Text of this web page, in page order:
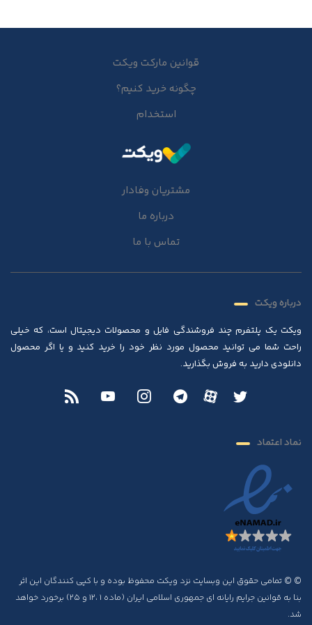
قوانین مارکت ویکت
چگونه خرید کنیم؟
استخدام
مشتریان وفادار
درباره ما
تماس با ما
درباره ویکت
ویکت یک پلتفرم چند فروشندگی فایل و محصولات دیجیتال است، که خیلی
راحت شما می توانید محصول مورد نظر خود را خرید کنید و یا اگر محصول
دانلودی دارید به فروش بگذارید.
نماد اعتماد
© © تمامی حقوق این وبسایت نزد ویکت محفوظ بوده و با کپی کنندگان این اثر
بنا به قوانین جرایم رایانه ای جمهوری اسلامی ایران (ماده ۱ ،۱۲ و ۲۵) برخورد خواهد
شد.